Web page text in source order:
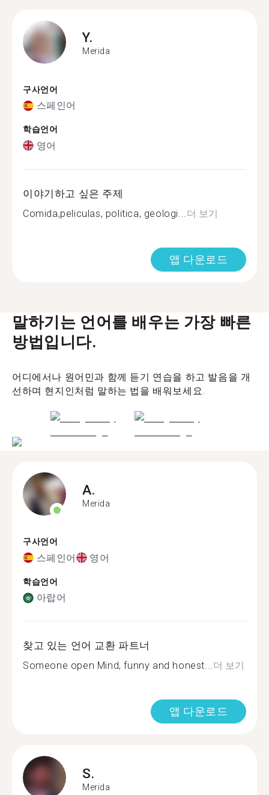
Y.
Merida
구사언어
스페인어
학습언어
영어
이야기하고 싶은 주제
Comida,peliculas, politica, geologi... 더 보기
앱 다운로드
말하기는 언어를 배우는 가장 빠른
방법입니다.
어디에서나 원어민과 함께 듣기 연습을 하고 발음을 개
선하며 현지인처럼 말하는 법을 배워보세요.
A.
Merida
구사언어
스페인어 영어
학습언어
아랍어
찾고 있는 언어 교환 파트너
Someone open Mind, funny and honest...더 보기
앱 다운로드
S.
Merida